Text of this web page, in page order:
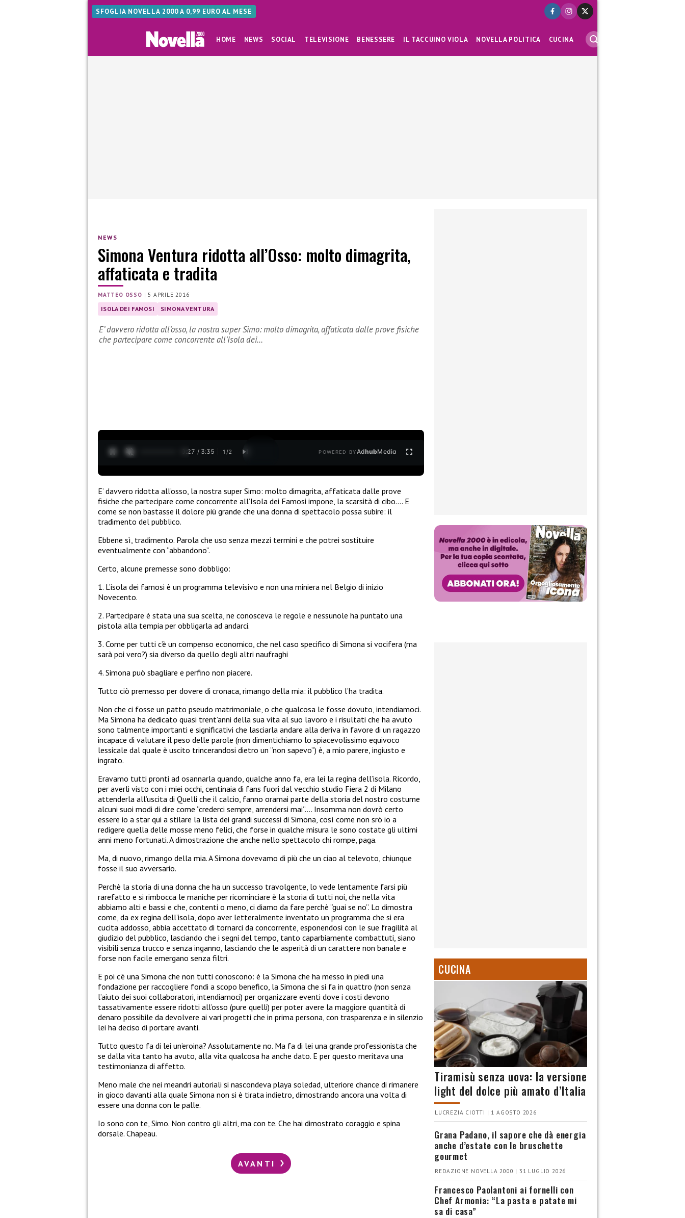
SFOGLIA NOVELLA 2000 A 0,99 EURO AL MESE
HOME NEWS SOCIAL TELEVISIONE BENESSERE IL TACCUINO VIOLA NOVELLA POLITICA CUCINA
NEWS
Simona Ventura ridotta all’Osso: molto dimagrita,
affaticata e tradita
MATTEO OSSO |5 APRILE 2016
ISOLA DEI FAMOSI SIMONA VENTURA
E’ davvero ridotta all’osso, la nostra super Simo: molto dimagrita, affaticata dalle prove fisiche
che partecipare come concorrente all’Isola dei…
0:28 / 3:35 1 /2 POWERED BYAdhubMedia
E’ davvero ridotta all’osso, la nostra super Simo: molto dimagrita, affaticata dalle prove
fisiche che partecipare come concorrente all’Isola dei Famosi impone, la scarsità di cibo…. E
come se non bastasse il dolore più grande che una donna di spettacolo possa subire: il
tradimento del pubblico.
Ebbene sì, tradimento. Parola che uso senza mezzi termini e che potrei sostituire
eventualmente con “abbandono”.
Certo, alcune premesse sono d’obbligo:
1. L’isola dei famosi è un programma televisivo e non una miniera nel Belgio di inizio
Novecento.
2. Partecipare è stata una sua scelta, ne conosceva le regole e nessunole ha puntato una
pistola alla tempia per obbligarla ad andarci.
3. Come per tutti c’è un compenso economico, che nel caso specifico di Simona si vocifera (ma
sarà poi vero?) sia diverso da quello degli altri naufraghi
4. Simona può sbagliare e perfino non piacere.
Tutto ciò premesso per dovere di cronaca, rimango della mia: il pubblico l’ha tradita.
Non che ci fosse un patto pseudo matrimoniale, o che qualcosa le fosse dovuto, intendiamoci.
Ma Simona ha dedicato quasi trent’anni della sua vita al suo lavoro e i risultati che ha avuto
sono talmente importanti e significativi che lasciarla andare alla deriva in favore di un ragazzo
incapace di valutare il peso delle parole (non dimentichiamo lo spiacevolissimo equivoco
lessicale dal quale è uscito trincerandosi dietro un “non sapevo”) è, a mio parere, ingiusto e
ingrato.
Eravamo tutti pronti ad osannarla quando, qualche anno fa, era lei la regina dell’isola. Ricordo,
per averli visto con i miei occhi, centinaia di fans fuori dal vecchio studio Fiera 2 di Milano
attenderla all’uscita di Quelli che il calcio, fanno oramai parte della storia del nostro costume
alcuni suoi modi di dire come “crederci sempre, arrendersi mai”…. Insomma non dovrò certo
essere io a star qui a stilare la lista dei grandi successi di Simona, così come non srò io a
redigere quella delle mosse meno felici, che forse in qualche misura le sono costate gli ultimi
anni meno fortunati. A dimostrazione che anche nello spettacolo chi rompe, paga.
Ma, di nuovo, rimango della mia. A Simona dovevamo di più che un ciao al televoto, chiunque
fosse il suo avversario.
Perchè la storia di una donna che ha un successo travolgente, lo vede lentamente farsi più
rarefatto e si rimbocca le maniche per ricominciare è la storia di tutti noi, che nella vita
abbiamo alti e bassi e che, contenti o meno, ci diamo da fare perchè “guai se no”. Lo dimostra
come, da ex regina dell’isola, dopo aver letteralmente inventato un programma che si era
cucita addosso, abbia accettato di tornarci da concorrente, esponendosi con le sue fragilità al
giudizio del pubblico, lasciando che i segni del tempo, tanto caparbiamente combattuti, siano
visibili senza trucco e senza inganno, lasciando che le asperità di un carattere non banale e
forse non facile emergano senza filtri.
E poi c’è una Simona che non tutti conoscono: è la Simona che ha messo in piedi una
fondazione per raccogliere fondi a scopo benefico, la Simona che si fa in quattro (non senza
l’aiuto dei suoi collaboratori, intendiamoci) per organizzare eventi dove i costi devono
tassativamente essere ridotti all’osso (pure quelli) per poter avere la maggiore quantità di
denaro possibile da devolvere ai vari progetti che in prima persona, con trasparenza e in silenzio
lei ha deciso di portare avanti.
Tutto questo fa di lei un’eroina? Assolutamente no. Ma fa di lei una grande professionista che
se dalla vita tanto ha avuto, alla vita qualcosa ha anche dato. E per questo meritava una
testimonianza di affetto.
Meno male che nei meandri autoriali si nascondeva playa soledad, ulteriore chance di rimanere
in gioco davanti alla quale Simona non si è tirata indietro, dimostrando ancora una volta di
essere una donna con le palle.
Io sono con te, Simo. Non contro gli altri, ma con te. Che hai dimostrato coraggio e spina
dorsale. Chapeau.
AVANTI
CUCINA
Tiramisù senza uova: la versione
light del dolce più amato d’Italia
LUCREZIA CIOTTI | 1 AGOSTO 2026
Grana Padano, il sapore che dà energia
anche d’estate con le bruschette
gourmet
REDAZIONE NOVELLA 2000 | 31 LUGLIO 2026
Francesco Paolantoni ai fornelli con
Chef Armonia: “La pasta e patate mi
sa di casa”